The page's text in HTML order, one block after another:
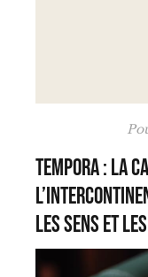
Tempora : la
les sens et